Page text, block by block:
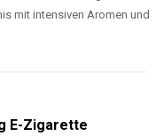
mit intensiven Aromen und
E-Zigarette